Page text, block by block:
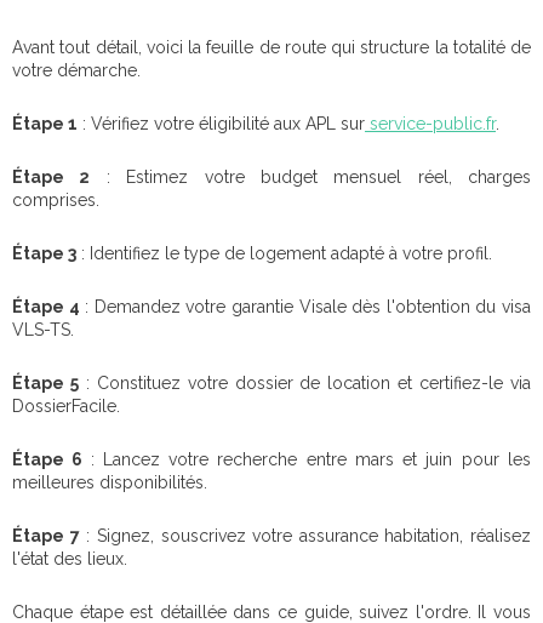
Avant tout détail, voici la feuille de route qui structure la totalité de
votre démarche.
Étape 1 : Vérifiez votre éligibilité aux APL sur service-public.fr.
Étape 2 : Estimez votre budget mensuel réel, charges
comprises.
Étape 3 : Identifiez le type de logement adapté à votre profil.
Étape 4 : Demandez votre garantie Visale dès l'obtention du visa
VLS-TS.
Étape 5: Constituez votre dossier de location et certifiez-le via
DossierFacile.
Étape 6 : Lancez votre recherche entre mars et juin pour les
meilleures disponibilités.
Étape 7: Signez, souscrivez votre assurance habitation, réalisez
l'état des lieux.
Chaque étape est détaillée dans ce guide, suivez l'ordre. Il vous